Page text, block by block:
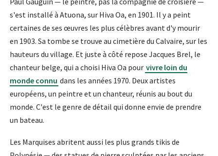
s'est installé à Atuona, sur Hiva Oa, en 1901. Il y a peint
certaines de ses œuvres les plus célèbres avant d'y mourir
en 1903. Sa tombe se trouve au cimetière du Calvaire, sur les
hauteurs du village. Et juste à côté repose Jacques Brel, le
chanteur belge, qui a choisi Hiva Oa pour vivre loin du
monde connu dans les années 1970. Deux artistes
européens, un peintre et un chanteur, réunis au bout du
monde. C'est le genre de détail qui donne envie de prendre
un bateau.
Les Marquises abritent aussi les plus grands tikis de